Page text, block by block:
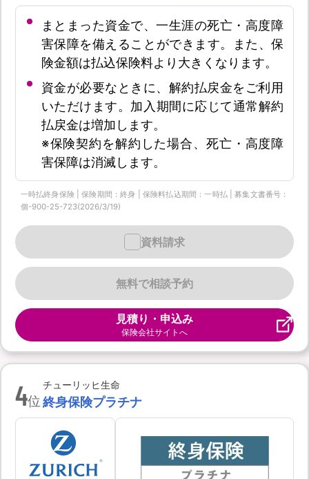
まとまった資金で、一生涯の死亡・高度障
害保障を備えることができます。また、保
険金額は払込保険料より大きくなります。
資金が必要なときに、解約払戻金をご利用
いただけます。加入期間に応じて通常解約
払戻金は増加します。
※保険契約を解約した場合、死亡・高度障
害保障は消滅します。
一時払終身保険 | 保険期間：終身 | 保険料払込期間：一時払 | 募集文書番号：
個-900-25-723(2026/3/19)
無料で相談予約
資料請求
見積り・申込み
保険会社サイトへ
4位
チューリッヒ生命
終身保険プラチナ